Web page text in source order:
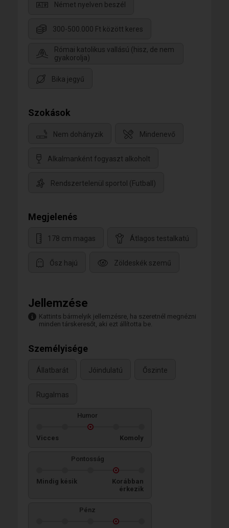
Német nyelven beszél
300-500.000 Ft között keres
Római katolikus vallású (hisz, de nem
gyakorolja)
Bika jegyű
Szokások
Nem dohányzik Mindenevő
Alkalmanként fogyaszt alkoholt
Rendszertelenül sportol (Futball)
Megjelenés
178 cm magas Átlagos testalkatú
Ősz hajú Zöldeskék szemű
Jellemzése
Kattints bármelyik jellemzésre, ha szeretnél megnézni
minden társkeresőt, aki ezt állította be.
Személyisége
Állatbarát Jóindulatú Őszinte
Rugalmas
Humor
Vicces Komoly
Pontosság
Mindig késik
Korábban
érkezik
Pénz